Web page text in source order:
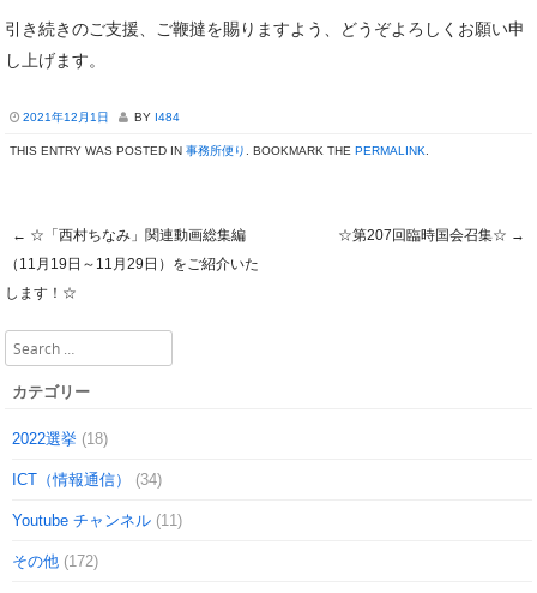
引き続きのご支援、ご鞭撻を賜りますよう、どうぞよろしくお願い申
し上げます。
2021年12月1日 BY I484
THIS ENTRY WAS POSTED IN 事務所便り . BOOKMARK THE PERMALINK
Post navigation
← ☆「西村ちなみ」関連動画総集編
（11月19日～11月29日）をご紹介いた
します！☆
☆第207回臨時国会召集☆ →
Search
カテゴリー
2022選挙 (18)
ICT（情報通信） (34)
Youtube チャンネル (11)
その他 (172)